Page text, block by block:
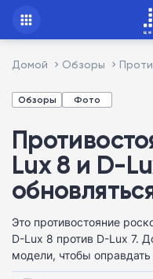
Домой Обзоры
Обзоры Фото
Lux 8 и D-
Это противостояние
D-Lux 8 против D-Lux 7.
модели, чтобы